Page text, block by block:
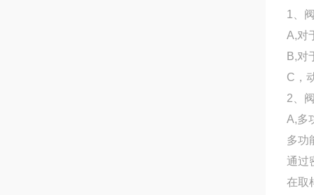
1、
A,对
B,对
C，
2、
A,多
多功
通过
在取